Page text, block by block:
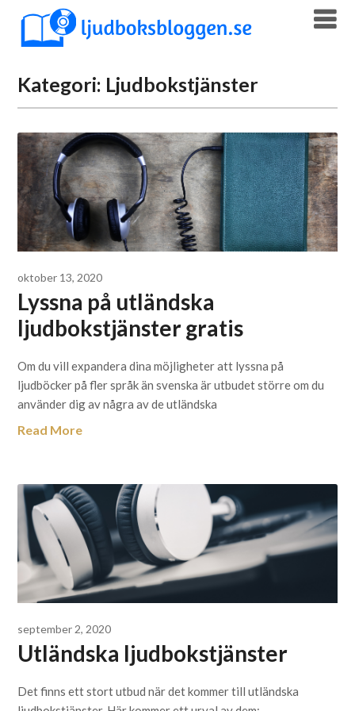
content
Kategori: Ljudbokstjänster
oktober 13, 2020
Lyssna på utländska
ljudbokstjänster gratis
Om du vill expandera dina möjligheter att lyssna på
ljudböcker på fler språk än svenska är utbudet större om du
använder dig av några av de utländska
Read More
september 2, 2020
Utländska ljudbokstjänster
Det finns ett stort utbud när det kommer till utländska